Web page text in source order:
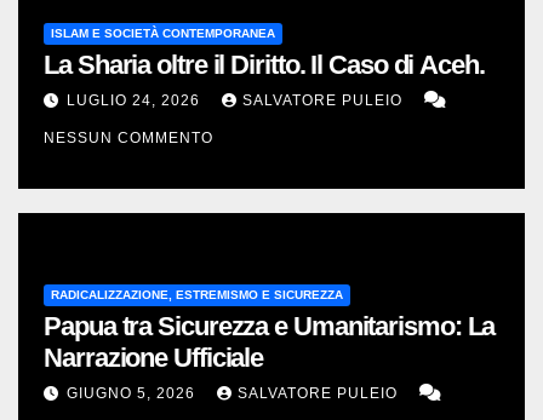
ISLAM E SOCIETÀ CONTEMPORANEA
La Sharia oltre il Diritto. Il Caso di Aceh.
LUGLIO 24, 2026 SALVATORE PULEIO
NESSUN COMMENTO
RADICALIZZAZIONE, ESTREMISMO E SICUREZZA
Papua tra Sicurezza e Umanitarismo: La
Narrazione Ufficiale
GIUGNO 5, 2026 SALVATORE PULEIO